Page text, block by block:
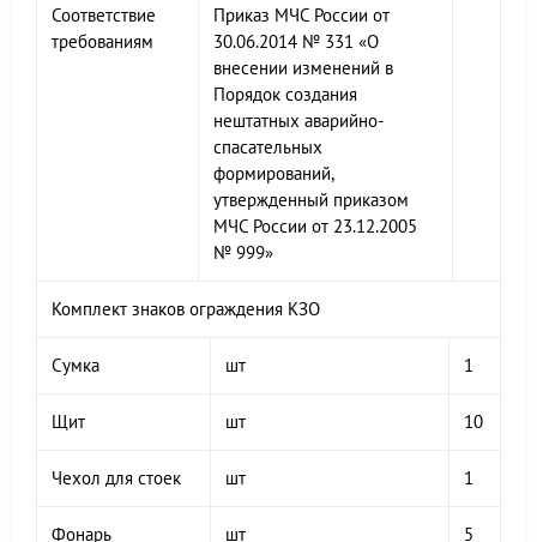
Соответствие
требованиям
Приказ МЧС России от
30.06.2014 № 331 «О
внесении изменений в
Порядок создания
нештатных аварийно-
спасательных
формирований,
утвержденный приказом
МЧС России от 23.12.2005
№ 999»
Комплект знаков ограждения КЗО
Сумка шт 1
Щит шт 10
Чехол для стоек шт 1
Фонарь шт 5